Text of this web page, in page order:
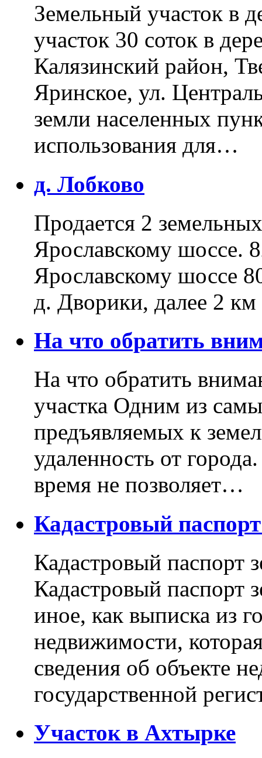
Земельный участок в
участок 30 соток в
Калязинский район,
Яринское, ул.
земли населенных
использования для…
д. Лобково
Продается 2
Ярославскому
Ярославскому шоссе
д. Дворики, далее 2
На что обратить
На что обратить
участка Одним из
предъявляемых к
удаленность от
время не позволяет…
Кадастровый
Кадастровый паспорт
Кадастровый паспорт
иное, как выписка из
недвижимости,
сведения об объекте
государственной
Участок в Ахтырке